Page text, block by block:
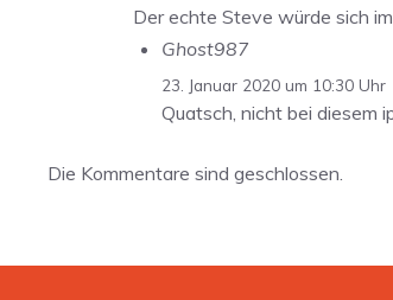
Der echte Steve würde sich
Ghost987
23. Januar 2020 um 10:30 Uhr
Quatsch, nicht bei diesem
Die Kommentare sind geschlossen.